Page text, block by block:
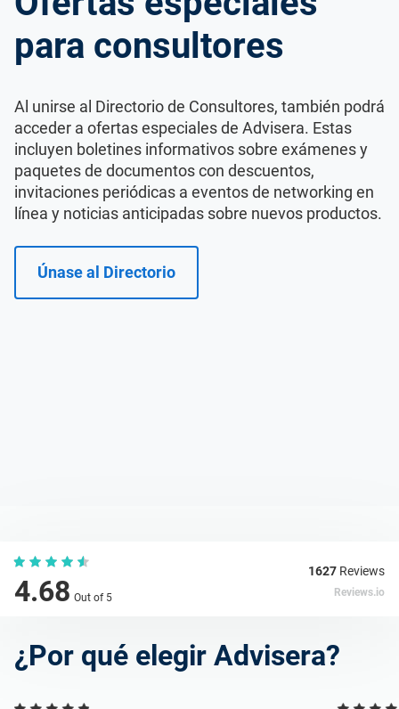
para consultores
Al unirse al Directorio de Consultores, también podrá
acceder a ofertas especiales de Advisera. Estas
incluyen boletines informativos sobre exámenes y
paquetes de documentos con descuentos,
invitaciones periódicas a eventos de networking en
línea y noticias anticipadas sobre nuevos productos.
Únase al Directorio
4.68 Out of 5
1627 Reviews
Reviews.io
¿Por qué elegir Advisera?